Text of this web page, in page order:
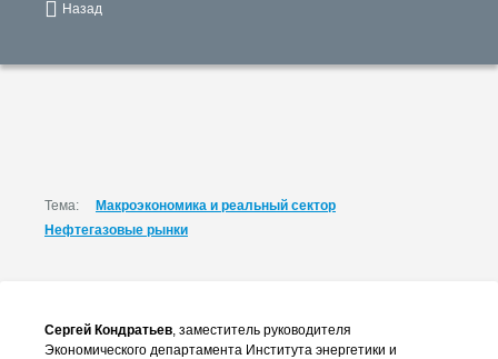
Назад
Тема:
Макроэкономика и реальный сектор
Нефтегазовые рынки
Сергей Кондратьев, заместитель руководителя
Экономического департамента Института энергетики и